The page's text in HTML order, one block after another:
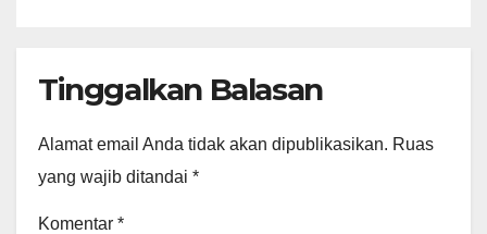
Tinggalkan Balasan
Alamat email Anda tidak akan dipublikasikan. Ruas
yang wajib ditandai *
Komentar *